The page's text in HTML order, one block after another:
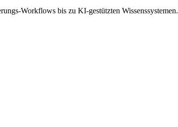
Workflows bis zu KI-gestützten Wissenssystemen.